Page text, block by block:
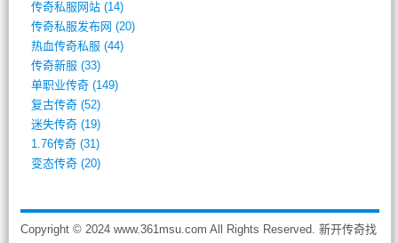
传奇私服网站(14)
传奇私服发布网 (20)
热血传奇私服 (44)
传奇新服 (33)
单职业传奇(149)
复古传奇(52)
迷失传奇(19)
1.76传奇(31)
变态传奇(20)
Copyright © 2024 www.361msu.com All Rights Reserved. 新开传奇找